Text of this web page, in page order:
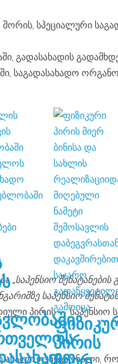
ფიზიკური
პირის
სპეციალური
საგადასახადო
„საპენსიო
საპენსიო
პირის – საპენსიო
ახალი ფუნქციონალი,